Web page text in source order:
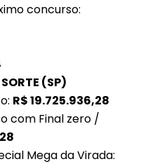
concurso:
(SP)
R$19.725.936,28
com Final zero /
Mega da Virada: